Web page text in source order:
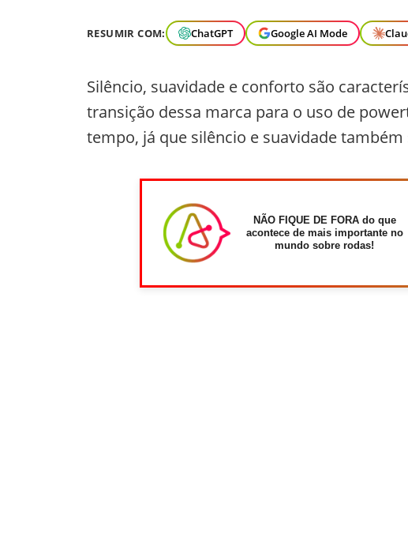
RESUMIR COM: ChatGPT Google AI Mode
Silêncio, suavidade e conforto são
transição dessa marca para o uso de
tempo, já que silêncio e suavidade
NÃO FIQUE DE FORA do que
acontece de mais importante no
mundo sobre rodas!